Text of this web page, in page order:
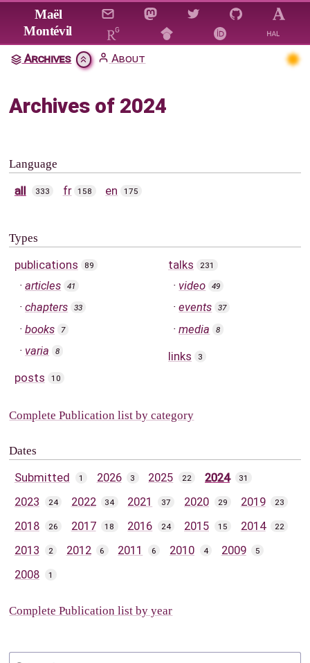
Jump to main content
Maël
Montévil
Archives About
Archives of 2024
Language
all 333 fr 158 en 175
Types
publications 89
articles 41
chapters 33
books 7
varia 8
posts 10
talks 231
video 49
events 37
media 8
links 3
Complete Publication list by category
Dates
Submitted 1 2026 3 2025 22 2024 31
2023 24 2022 34 2021 37 2020 29 2019 23
2018 26 2017 18 2016 24 2015 15 2014 22
2013 2 2012 6 2011 6 2010 4 2009 5
2008 1
Complete Publication list by year